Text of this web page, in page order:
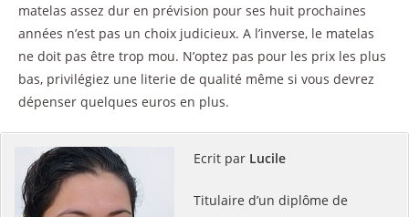
matelas assez dur en prévision pour ses huit prochaines
années n’est pas un choix judicieux. A l’inverse, le matelas
ne doit pas être trop mou. N’optez pas pour les prix les plus
bas, privilégiez une literie de qualité même si vous devrez
dépenser quelques euros en plus.
Ecrit par Lucile
Titulaire d’un diplôme de